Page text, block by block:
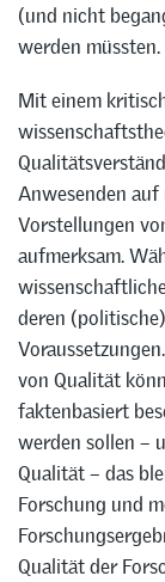
(und nicht
werden müssten.
Mit einem
Anwesenden
Vorstellungen
aufmerksam.
deren
von Qualität
faktenbasiert
werden sollen –
Qualität – das
Forschung und
Qualität der